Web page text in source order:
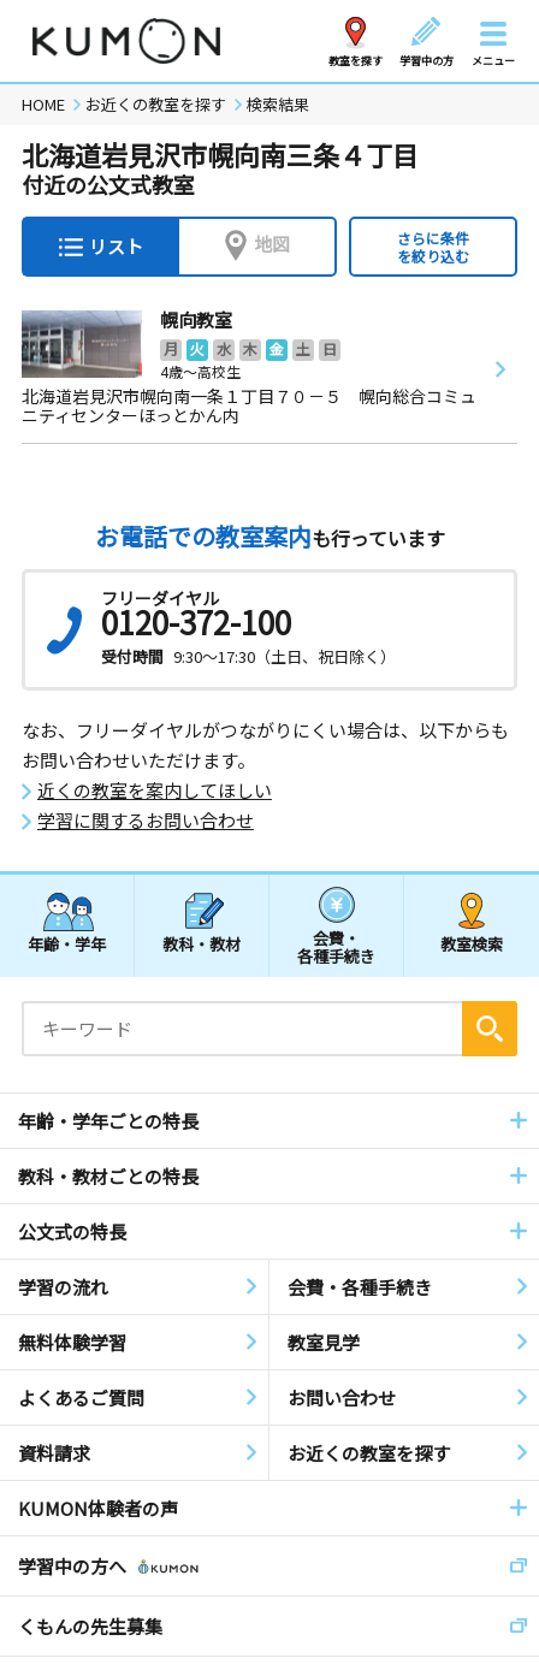
教室を探す 学習中の方 メニュー
HOME お近くの教室を探す 検索結果
北海道岩見沢市幌向南三条４丁目
付近の公文式教室
リスト 地図
さらに条件
を絞り込む
幌向教室
月 火 水 木 金 土
日
4歳～高校生
北海道岩見沢市幌向南一条１丁目７０－５ 幌向総合コミュ
ニティセンターほっとかん内
お電話での教室案内も行っています
フリーダイヤル
0120-372-100
受付時間 9:30～17:30（土日、祝日除く）
なお、フリーダイヤルがつながりにくい場合は、以下からも
お問い合わせいただけます。
近くの教室を案内してほしい
学習に関するお問い合わせ
年齢・学年 教科・教材 会費・
各種手続き
教室検索
年齢・学年ごとの特長
教科・教材ごとの特長
公文式の特長
学習の流れ 会費・各種手続き
無料体験学習 教室見学
よくあるご質問 お問い合わせ
資料請求 お近くの教室を探す
KUMON体験者の声
学習中の方へ
くもんの先生募集